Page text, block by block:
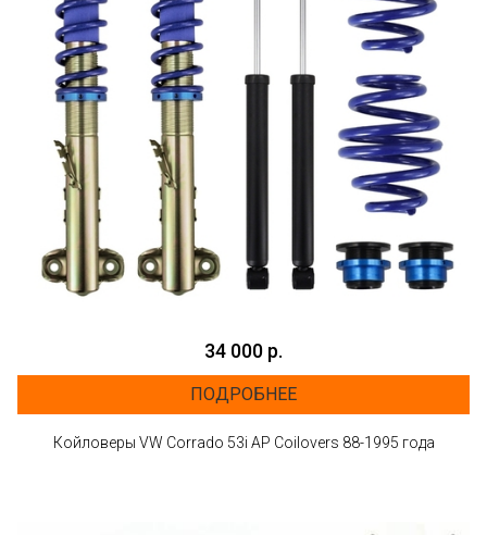
34 000 р.
ПОДРОБНЕЕ
Койловеры VW Corrado 53i AP Coilovers 88-1995 года